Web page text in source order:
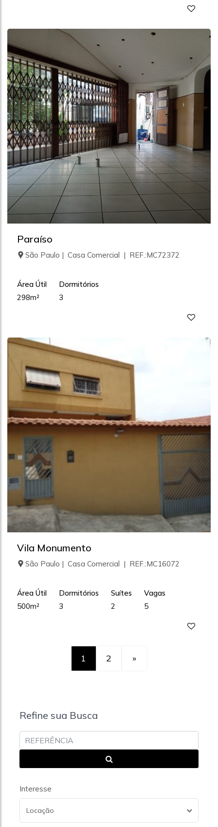
Paraíso
São Paulo | Casa Comercial | REF.:MC72372
Área Útil
298m²
Dormitórios
3
Vila Monumento
São Paulo | Casa Comercial | REF.:MC16072
Área Útil
500m²
Dormitórios
3
Suítes
2
Vagas
5
1 2 »
Refine sua Busca
Interesse
Locação